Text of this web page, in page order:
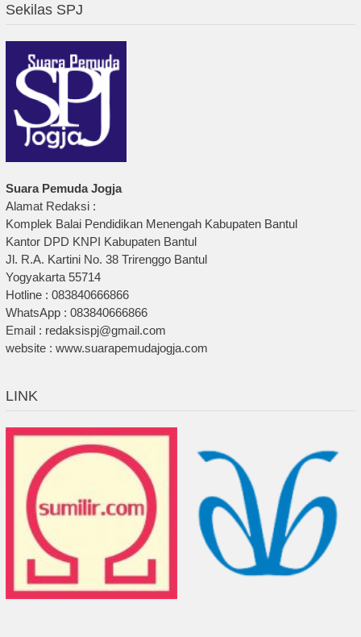
Sekilas SPJ
Suara Pemuda Jogja
Alamat Redaksi :
Komplek Balai Pendidikan Menengah Kabupaten Bantul
Kantor DPD KNPI Kabupaten Bantul
Jl. R.A. Kartini No. 38 Trirenggo Bantul
Yogyakarta 55714
Hotline : 083840666866
WhatsApp : 083840666866
Email : redaksispj@gmail.com
website : www.suarapemudajogja.com
LINK